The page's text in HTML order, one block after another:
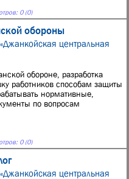
0 (0)
обороны
центральная
обороне, разработка
работников способам защиты
нормативные,
по вопросам
0 (0)
центральная